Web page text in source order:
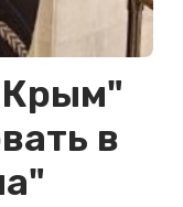
Крым"
в